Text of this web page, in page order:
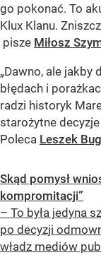
go pokonać. To
Klux Klanu.
pisze Miłosz
„Dawno, ale jakby
błędach i
radzi historyk
starożytne
Poleca Leszek
Skąd pomysł
kompromitacji”
– To była jedyna
po decyzji
władz mediów